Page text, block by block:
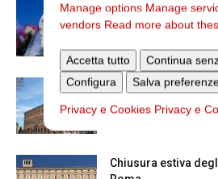
Manage options Manage
vendors Read more about
Accetta tutto
Continua
Configura
Salva preferenze
Privacy e Cookies Privacy e
Dal 28 al 31 agosto
diocesano a
Nuove nomine nella
Chiusura estiva